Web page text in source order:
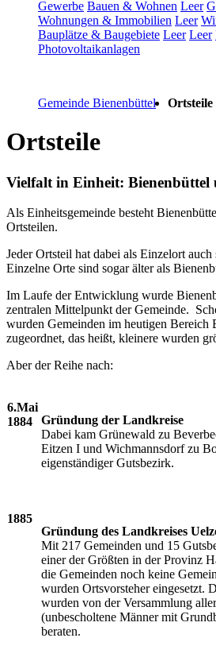
Gewerbe Bauen & Wohnen Leer
Wohnungen & Immobilien Leer
Bauplätze & Baugebiete Leer Leer
Photovoltaikanlagen
Gemeinde Bienenbüttel Ortsteile
Ortsteile
Vielfalt in Einheit: Bienenbüttel
Als Einheitsgemeinde besteht
Ortsteilen.
Jeder Ortsteil hat dabei als Einzelort auch
Einzelne Orte sind sogar älter als
Im Laufe der Entwicklung wurde
zentralen Mittelpunkt der Gemeinde.
wurden Gemeinden im heutigen Bereich
zugeordnet, das heißt, kleinere wurden
Aber der Reihe nach:
6.Mai
1884
Gründung der Landkreise
Dabei kam Grünewald zu
Eitzen I und Wichmannsdorf zu
eigenständiger Gutsbezirk.
1885
Gründung des Landkreises
Mit 217 Gemeinden und 15
einer der Größten in der Provinz
die Gemeinden noch keine
wurden Ortsvorsteher eingesetzt.
wurden von der Versammlung
(unbescholtene Männer mit
beraten.